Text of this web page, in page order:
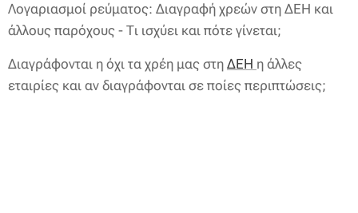
Λογαριασμοί ρεύματος: Διαγραφή χρεών στη ΔΕΗ και
άλλους παρόχους - Τι ισχύει και πότε γίνεται;
Διαγράφονται η όχι τα χρέη μας στη ΔΕΗ η άλλες
εταιρίες και αν διαγράφονται σε ποίες περιπτώσεις;